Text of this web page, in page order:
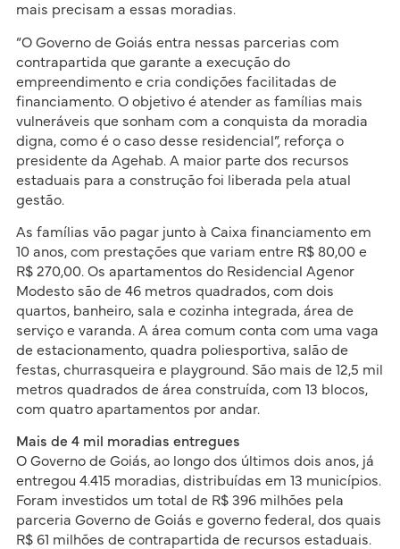
mais precisam a essas moradias.
“O Governo de Goiás entra nessas parcerias com
contrapartida que garante a execução do
empreendimento e cria condições facilitadas de
financiamento. O objetivo é atender as famílias mais
vulneráveis que sonham com a conquista da moradia
digna, como é o caso desse residencial”, reforça o
presidente da Agehab. A maior parte dos recursos
estaduais para a construção foi liberada pela atual
gestão.
As famílias vão pagar junto à Caixa financiamento em
10 anos, com prestações que variam entre R$ 80,00 e
R$ 270,00. Os apartamentos do Residencial Agenor
Modesto são de 46 metros quadrados, com dois
quartos, banheiro, sala e cozinha integrada, área de
serviço e varanda. A área comum conta com uma vaga
de estacionamento, quadra poliesportiva, salão de
festas, churrasqueira e playground. São mais de 12,5 mil
metros quadrados de área construída, com 13 blocos,
com quatro apartamentos por andar.
Mais de 4 mil moradias entregues
O Governo de Goiás, ao longo dos últimos dois anos, já
entregou 4.415 moradias, distribuídas em 13 municípios.
Foram investidos um total de R$ 396 milhões pela
parceria Governo de Goiás e governo federal, dos quais
R$ 61 milhões de contrapartida de recursos estaduais.